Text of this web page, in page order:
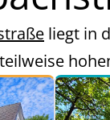
liegt in